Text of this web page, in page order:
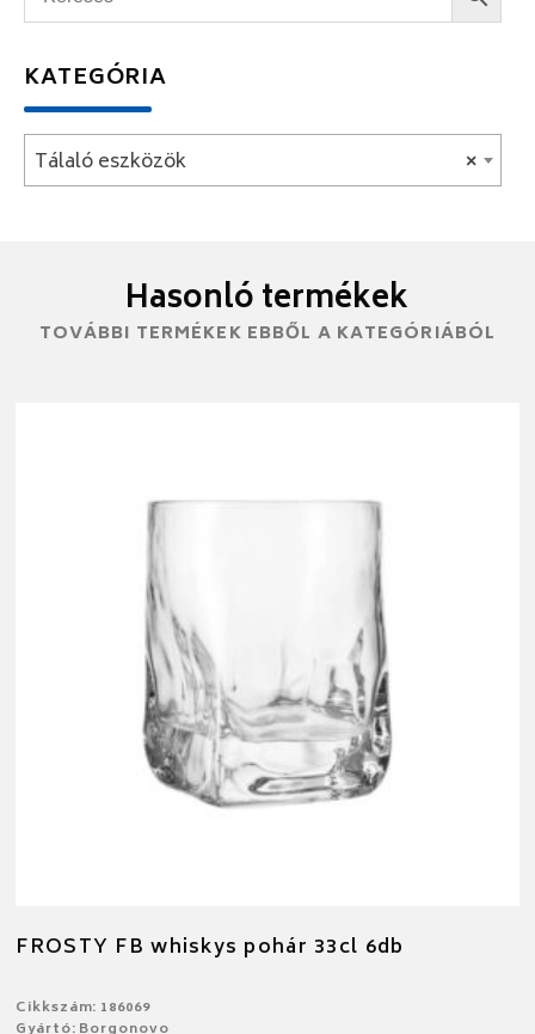
KATEGÓRIA
×
Tálaló eszközök
Hasonló termékek
TOVÁBBI TERMÉKEK EBBŐL A KATEGÓRIÁBÓL
FROSTY FB whiskys pohár 33cl 6db
Cikkszám: 186069